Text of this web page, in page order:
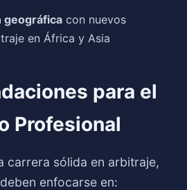
geográfica con nuevos
en África y Asia
para el
Profesional
carrera sólida en arbitraje,
enfocarse en: